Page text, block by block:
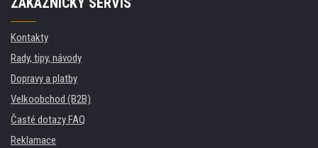
Kontakty
Rady, tipy, návody
Dopravy a platby
Velkoobchod (B2B)
Časté dotazy FAQ
Reklamace